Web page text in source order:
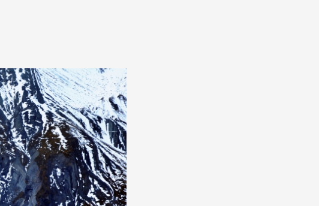
Figurer sur notre newsletter
Boîtes à idées